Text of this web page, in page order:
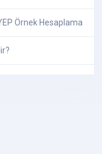
Örnek Hesaplama